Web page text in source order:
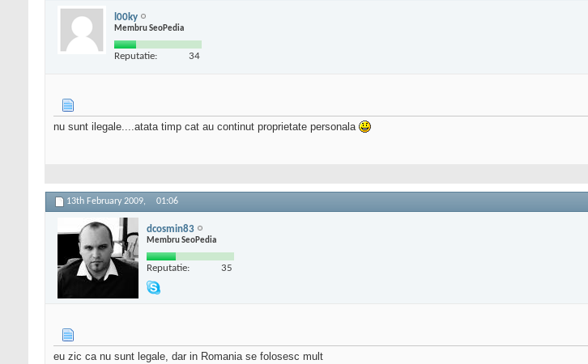
l00ky
Membru SeoPedia
Reputatie: 34
nu sunt ilegale....atata timp cat au continut proprietate personala
13th February 2009, 01:06
dcosmin83
Membru SeoPedia
Reputatie: 35
eu zic ca nu sunt legale, dar in Romania se folosesc mult